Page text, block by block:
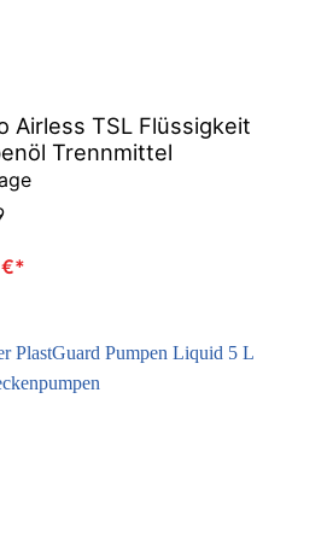
Airless TSL Flüssigkeit
Trennmittel